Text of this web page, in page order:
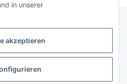
in unserer
akzeptieren